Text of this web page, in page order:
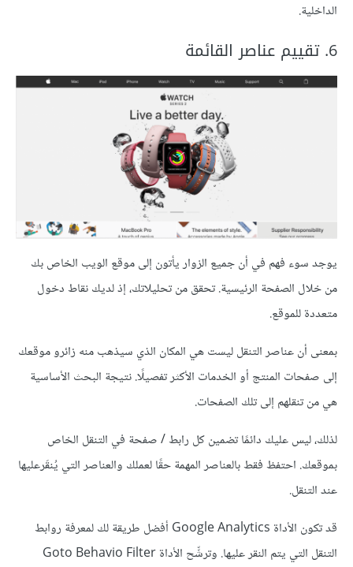
الداخلية.
6. تقييم عناصر القائمة
يوجد سوء فهم في أن جميع الزوار يأتون إلى موقع الويب الخاص بك
من خلال الصفحة الرئيسية. تحقق من تحليلاتك، إذ لديك نقاط دخول
متعددة للموقع.
بمعنى أن عناصر التنقل ليست هي المكان الذي سيذهب منه زائرو موقعك
إلى صفحات المنتج أو الخدمات الأكثر تفصيلًا. نتيجة البحث الأساسية
هي من تنقلهم إلى تلك الصفحات.
لذلك، ليس عليك دائمًا تضمين كل رابط / صفحة في التنقل الخاص
بموقعك. احتفظ فقط بالعناصر المهمة حقًا لعملك والعناصر التي يُنقَرعليها
عند التنقل.
قد تكون الأداة Google Analytics أفضل طريقة لك لمعرفة روابط
التنقل التي يتم النقر عليها. وترشِّح الأداة Goto Behavio Filter